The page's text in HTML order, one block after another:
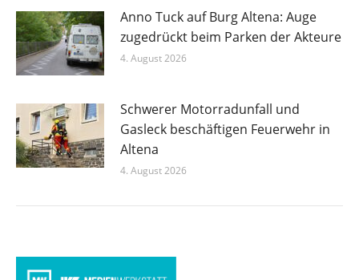
Anno Tuck auf Burg Altena: Auge
zugedrückt beim Parken der Akteure
4. August 2026
Schwerer Motorradunfall und
Gasleck beschäftigen Feuerwehr in
Altena
4. August 2026